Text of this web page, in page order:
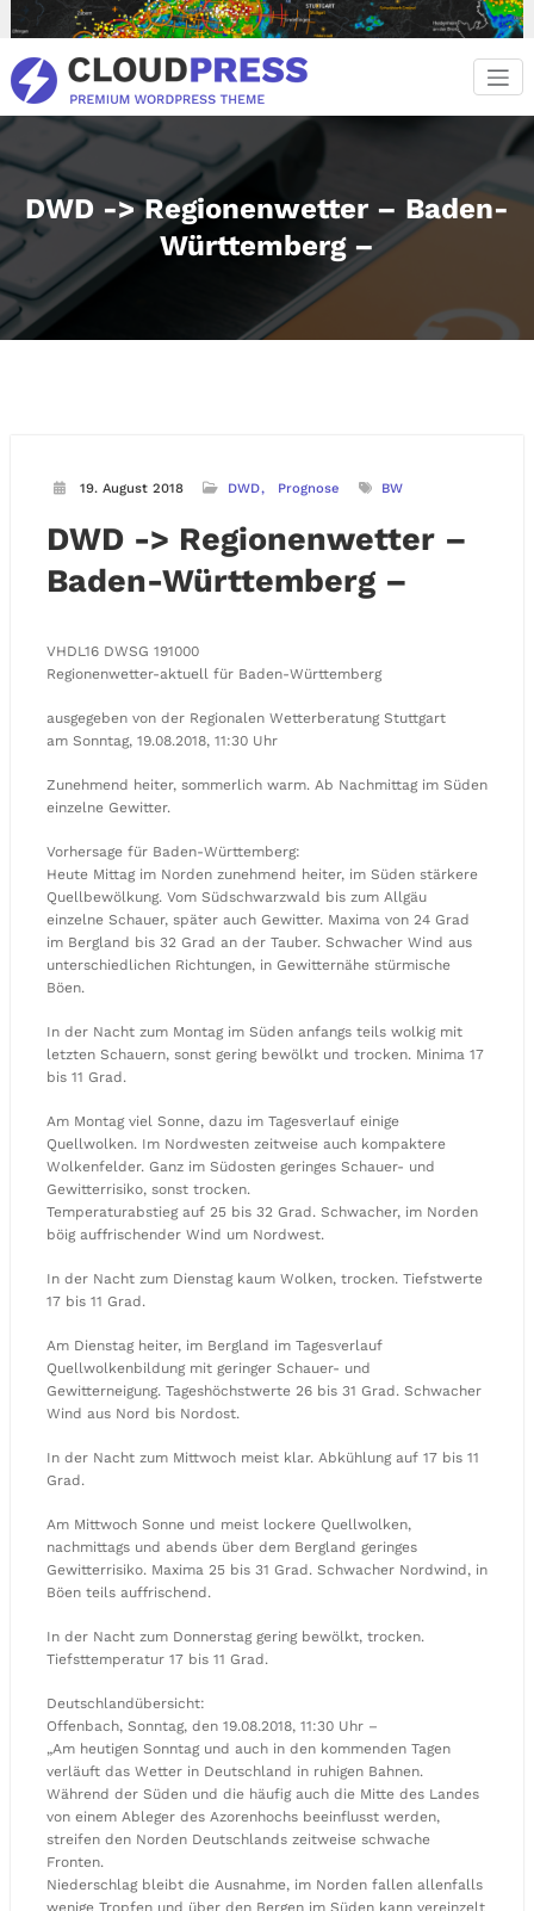
Inhalt
springen
DWD -> Regionenwetter – Baden-
Württemberg –
19. August 2018 DWD Prognose BW
DWD -> Regionenwetter –
Baden-Württemberg –
VHDL16 DWSG 191000
Regionenwetter-aktuell für Baden-Württemberg
ausgegeben von der Regionalen Wetterberatung Stuttgart
am Sonntag, 19.08.2018, 11:30 Uhr
Zunehmend heiter, sommerlich warm. Ab Nachmittag im Süden
einzelne Gewitter.
Vorhersage für Baden-Württemberg:
Heute Mittag im Norden zunehmend heiter, im Süden stärkere
Quellbewölkung. Vom Südschwarzwald bis zum Allgäu
einzelne Schauer, später auch Gewitter. Maxima von 24 Grad
im Bergland bis 32 Grad an der Tauber. Schwacher Wind aus
unterschiedlichen Richtungen, in Gewitternähe stürmische
Böen.
In der Nacht zum Montag im Süden anfangs teils wolkig mit
letzten Schauern, sonst gering bewölkt und trocken. Minima 17
bis 11 Grad.
Am Montag viel Sonne, dazu im Tagesverlauf einige
Quellwolken. Im Nordwesten zeitweise auch kompaktere
Wolkenfelder. Ganz im Südosten geringes Schauer- und
Gewitterrisiko, sonst trocken.
Temperaturabstieg auf 25 bis 32 Grad. Schwacher, im Norden
böig auffrischender Wind um Nordwest.
In der Nacht zum Dienstag kaum Wolken, trocken. Tiefstwerte
17 bis 11 Grad.
Am Dienstag heiter, im Bergland im Tagesverlauf
Quellwolkenbildung mit geringer Schauer- und
Gewitterneigung. Tageshöchstwerte 26 bis 31 Grad. Schwacher
Wind aus Nord bis Nordost.
In der Nacht zum Mittwoch meist klar. Abkühlung auf 17 bis 11
Grad.
Am Mittwoch Sonne und meist lockere Quellwolken,
nachmittags und abends über dem Bergland geringes
Gewitterrisiko. Maxima 25 bis 31 Grad. Schwacher Nordwind, in
Böen teils auffrischend.
In der Nacht zum Donnerstag gering bewölkt, trocken.
Tiefsttemperatur 17 bis 11 Grad.
Deutschlandübersicht:
Offenbach, Sonntag, den 19.08.2018, 11:30 Uhr –
„Am heutigen Sonntag und auch in den kommenden Tagen
verläuft das Wetter in Deutschland in ruhigen Bahnen.
Während der Süden und die häufig auch die Mitte des Landes
von einem Ableger des Azorenhochs beeinflusst werden,
streifen den Norden Deutschlands zeitweise schwache
Fronten.
Niederschlag bleibt die Ausnahme, im Norden fallen allenfalls
wenige Tropfen und über den Bergen im Süden kann vereinzelt